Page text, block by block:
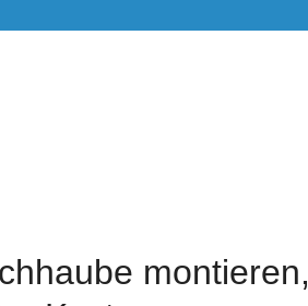
montieren,